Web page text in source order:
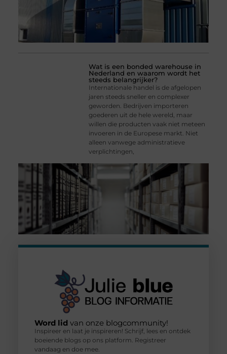
Wat is een bonded warehouse in
Nederland en waarom wordt het
steeds belangrijker?
Internationale handel is de afgelopen
jaren steeds sneller en complexer
geworden. Bedrijven importeren
goederen uit de hele wereld, maar
willen die producten vaak niet meteen
invoeren in de Europese markt. Niet
alleen vanwege administratieve
verplichtingen,
Word lid van onze blogcommunity!
Inspireer en laat je inspireren! Schrijf, lees en ontdek
boeiende blogs op ons platform. Registreer
vandaag en doe mee.